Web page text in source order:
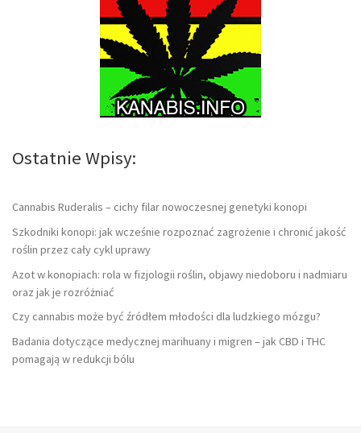
Ostatnie Wpisy:
Cannabis Ruderalis – cichy filar nowoczesnej genetyki konopi
Szkodniki konopi: jak wcześnie rozpoznać zagrożenie i chronić jakość
roślin przez cały cykl uprawy
Azot w konopiach: rola w fizjologii roślin, objawy niedoboru i nadmiaru
oraz jak je rozróżniać
Czy cannabis może być źródłem młodości dla ludzkiego mózgu?
Badania dotyczące medycznej marihuany i migren – jak CBD i THC
pomagają w redukcji bólu